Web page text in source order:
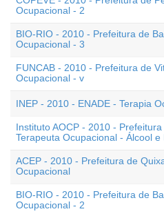
Ocupacional - 2
BIO-RIO - 2010 - Prefeitura de
Ocupacional - 3
FUNCAB - 2010 - Prefeitura de
Ocupacional - v
INEP - 2010 - ENADE - Terapia
Instituto AOCP - 2010 -
Terapeuta Ocupacional - Álcool e
ACEP - 2010 - Prefeitura de
Ocupacional
BIO-RIO - 2010 - Prefeitura de
Ocupacional - 2